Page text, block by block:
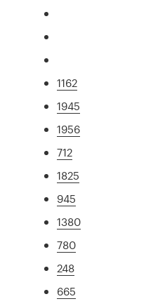
1162
1945
1956
712
1825
945
1380
780
248
665